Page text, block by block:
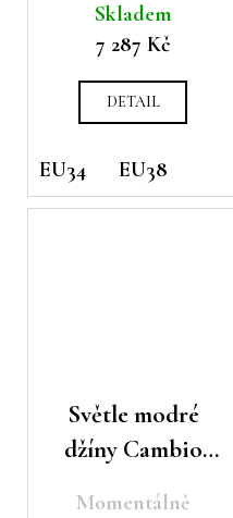
Cambio Palazzo
Skladem
7 287 Kč
DETAIL
EU34 EU38
Světle modré
džíny Cambio
Momentálně